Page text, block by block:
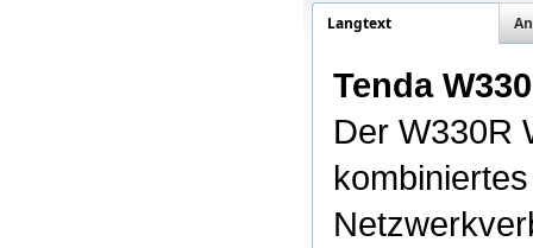
Langtext
Tenda
Der W330R